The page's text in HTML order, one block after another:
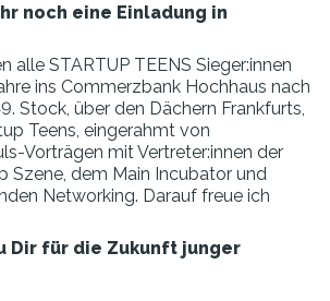
noch eine Einladung in
alle STARTUP TEENS Sieger:innen
ins Commerzbank Hochhaus nach
Stock, über den Dächern Frankfurts,
Teens, eingerahmt von
Vorträgen mit Vertreter:innen der
Szene, dem Main Incubator und
Networking. Darauf freue ich
Dir für die Zukunft junger